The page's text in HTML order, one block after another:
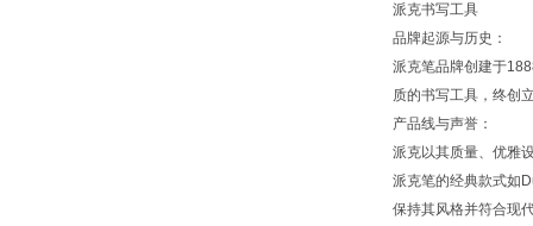
派克书写工具
品牌起源与历史：
派克笔品牌创建于
质的书写工具，终创
产品线与声誉：
派克以其质量、优雅
派克笔的经典款式如
保持其风格并符合现